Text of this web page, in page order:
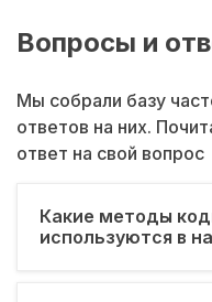
Вопросы и
Мы собрали базу
ответов на них.
ответ на свой вопрос
Какие методы
используются в